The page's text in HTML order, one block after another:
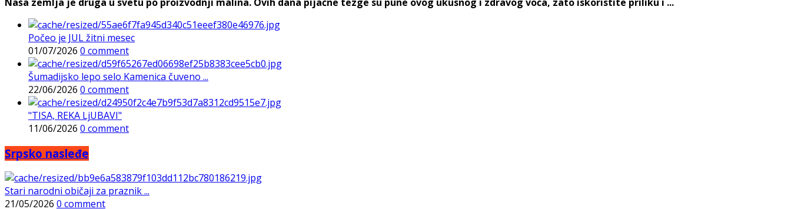
Počeo je JUL žitni mesec
01/07/2026 0 comment
Šumadijsko lepo selo Kamenica čuveno ...
22/06/2026 0 comment
"TISA, REKA LjUBAVI"
11/06/2026 0 comment
Srpsko nasleđe
Stari narodni običaji za praznik ...
21/05/2026 0 comment